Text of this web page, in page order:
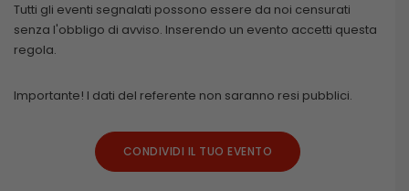
Tutti gli eventi segnalati possono essere da noi censurati
senza l'obbligo di avviso. Inserendo un evento accetti questa
regola.
Importante! I dati del referente non saranno resi pubblici.
CONDIVIDI IL TUO EVENTO